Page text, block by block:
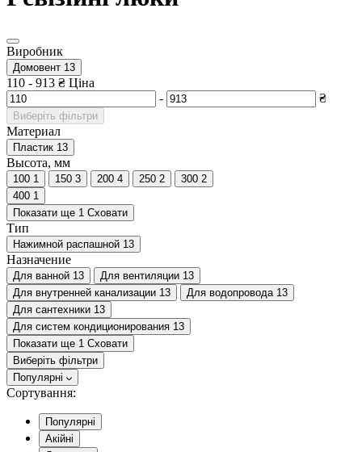
Виробник
Домовент 13
110 - 913 ₴ Ціна
-
₴
Виберіть фільтри
Материал
Пластик 13
Высота, мм
100 1 150 3 200 4 250 2 300 2
400 1
Показати ще 1 Сховати
Тип
Нажимной распашной 13
Назначение
Для ванной 13 Для вентиляции 13
Для внутренней канализации 13 Для водопровода 13
Для сантехники 13
Для систем кондиционирования 13
Показати ще 1 Сховати
Виберіть фільтри
Популярні
Сортування:
Популярні
Акійні